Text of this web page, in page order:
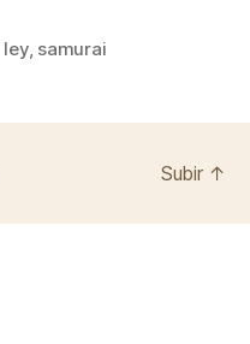
ley, samurai
Subir ↑